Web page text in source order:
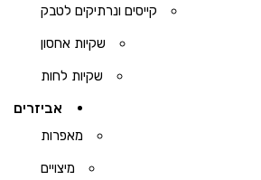
קייסים ונרתיקים לטבק
שקיות אחסון
שקיות לחות
אביזרים
מאפרות
מיצויים